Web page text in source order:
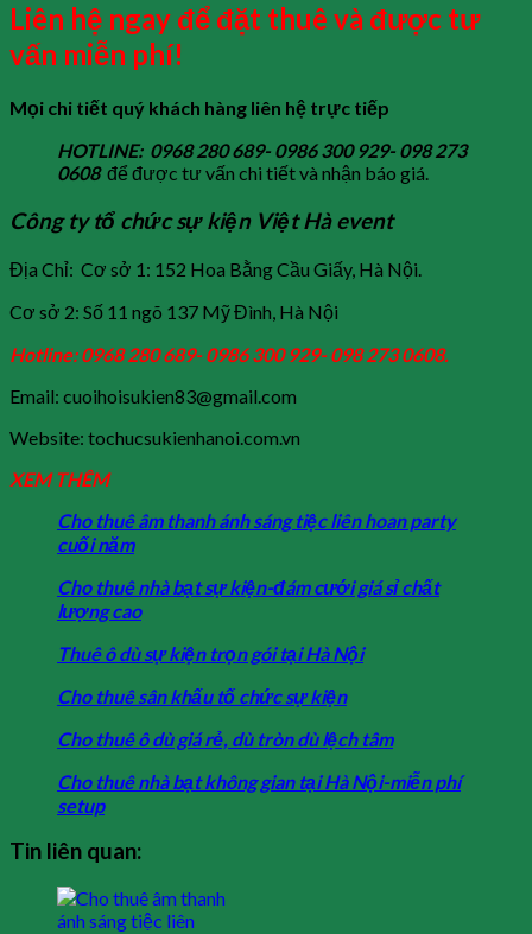
Liên hệ ngay để đặt thuê và được tư
vấn miễn phí!
Mọi chi tiết quý khách hàng liên hệ trực tiếp
HOTLINE: 0968 280 689- 0986 300 929- 098 273
0608 để được tư vấn chi tiết và nhận báo giá.
Công ty tổ chức sự kiện Việt Hà event
Địa Chỉ: Cơ sở 1: 152 Hoa Bằng Cầu Giấy, Hà Nội.
Cơ sở 2: Số 11 ngõ 137 Mỹ Đình, Hà Nội
Hotline: 0968 280 689- 0986 300 929- 098 273 0608.
Email: cuoihoisukien83@gmail.com
Website: tochucsukienhanoi.com.vn
XEM THÊM
Cho thuê âm thanh ánh sáng tiệc liên hoan party
cuối năm
Cho thuê nhà bạt sự kiện-đám cưới giá sỉ chất
lượng cao
Thuê ô dù sự kiện trọn gói tại Hà Nội
Cho thuê sân khấu tố chức sự kiện
Cho thuê ô dù giá rẻ, dù tròn dù lệch tâm
Cho thuê nhà bạt không gian tại Hà Nội-miễn phí
setup
Tin liên quan: